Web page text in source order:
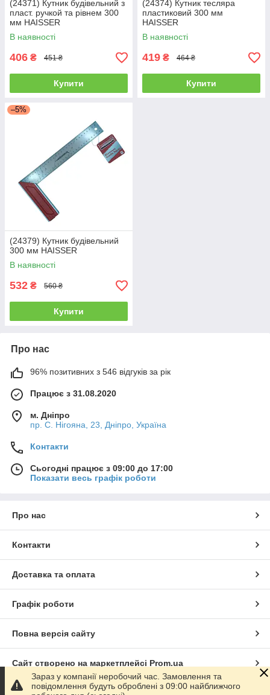
(24371) Кутник будівельний з
пласт. ручкой та рівнем 300
мм HAISSER
В наявності
406 ₴ 451 ₴
Купити
(24374) Кутник тесляра
пластиковий 300 мм
HAISSER
В наявності
419 ₴ 464 ₴
Купити
–5%
(24379) Кутник будівельний
300 мм HAISSER
В наявності
532 ₴ 560 ₴
Купити
Про нас
96% позитивних з 546 відгуків за рік
Працює з 31.08.2020
м. Дніпро
пр. С. Нігояна, 23, Дніпро, Україна
Контакти
Сьогодні працює з 09:00 до 17:00
Показати весь графік роботи
Про нас
Контакти
Доставка та оплата
Графік роботи
Повна версія сайту
Сайт створено на маркетплейсі Prom.ua
Політика конфіденційності
Зараз у компанії неробочий час. Замовлення та
повідомлення будуть оброблені з 09:00 найближчого